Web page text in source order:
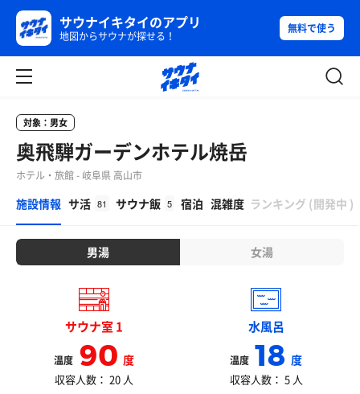
サウナイキタイのアプリ
地図からサウナが探せる！
無料で使う
対象：男女
奥飛騨ガーデンホテル焼岳
ホテル・旅館 - 岐阜県 高山市
施設情報 サ活 81 サウナ飯 5 宿泊 混雑度 ランキング (開発中 )
男湯 女湯
サウナ室 1
温度 90度
収容人数： 20 人
水風呂
温度 18度
収容人数： 5 人